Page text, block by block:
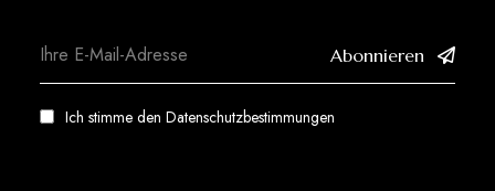
Abonnieren
Ich stimme den Datenschutzbestimmungen